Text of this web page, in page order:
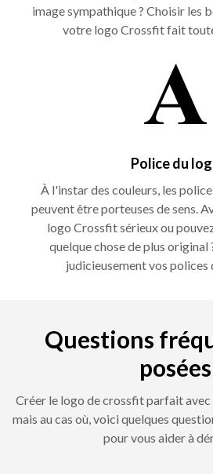
image sympathique ? Choisir les
votre logo Crossfit fait
Police du
À l'instar des couleurs, les
peuvent être porteuses de sens.
logo Crossfit sérieux ou
quelque chose de plus original
judicieusement vos polices
Questions
posées
Créer le logo de crossfit parfait
mais au cas où, voici quelques
pour vous aider à